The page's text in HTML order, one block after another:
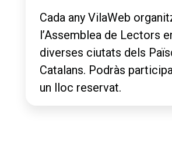
Cada any VilaWeb
l’Assemblea de Lectors
diverses ciutats dels
Catalans. Podràs
un lloc reservat.